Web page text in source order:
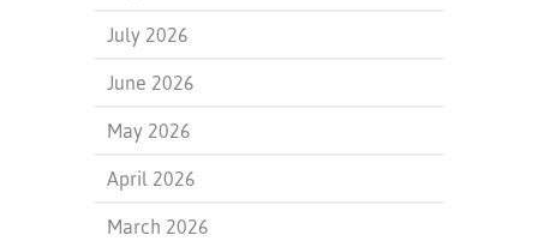
July 2026
June 2026
May 2026
April 2026
March 2026